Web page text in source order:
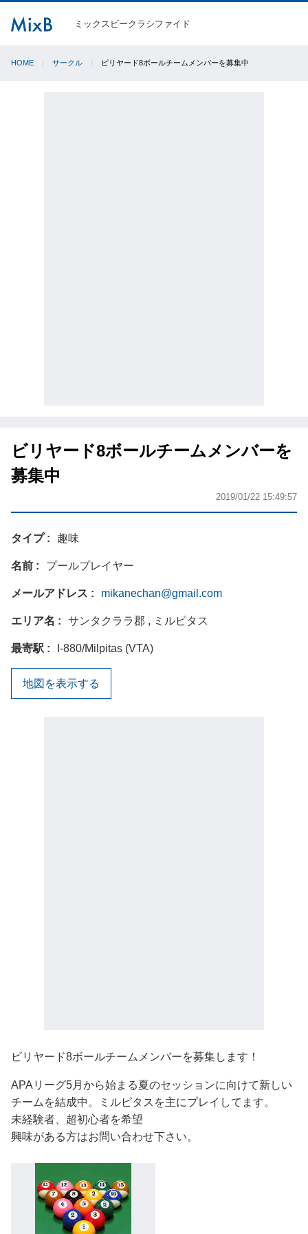
ミックスビークラシファイド
HOME サークル ビリヤード8ボールチームメンバーを募集中
ビリヤード8ボールチームメンバーを
募集中
2019/01/22 15:49:57
タイプ 趣味
名前 プールプレイヤー
メールアドレス mikanechan@gmail.com
エリア名 サンタクララ郡 , ミルピタス
最寄駅 I-880/Milpitas (VTA)
地図を表示する
ビリヤード8ボールチームメンバーを募集します！
APAリーグ5月から始まる夏のセッションに向けて新しい
チームを結成中。ミルピタスを主にプレイしてます。
未経験者、超初心者を希望
興味がある方はお問い合わせ下さい。